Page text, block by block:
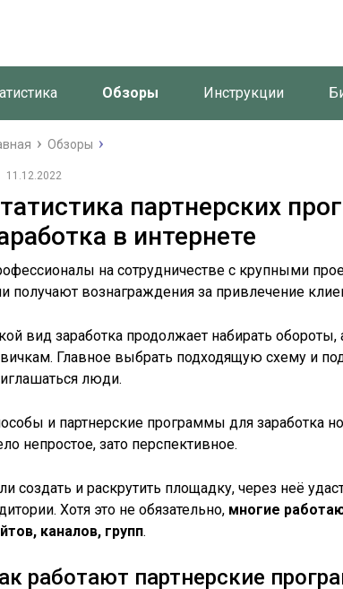
Обзоры Инструкции
Обзоры
11.12.2022
партнерских
в интернете
на сотрудничестве с крупными
получают вознаграждения за привлечение
вид заработка продолжает набирать
Главное выбрать подходящую схему и
люди.
и партнерские программы для заработка
непростое, зато перспективное.
создать и раскрутить площадку, через неё
Хотя это не обязательно, многие
каналов, групп.
работают партнерские